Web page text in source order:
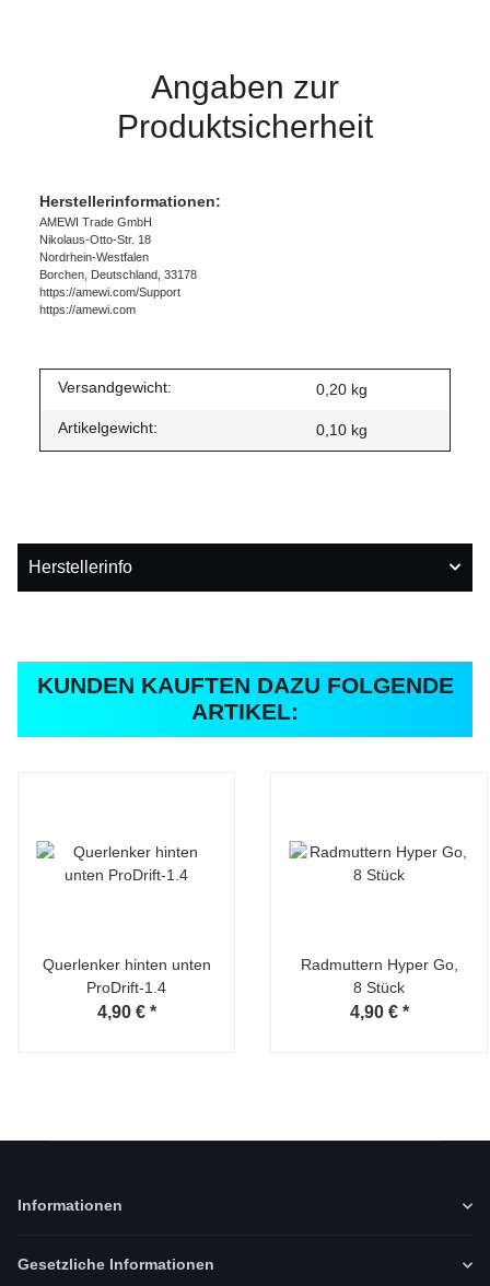
Angaben zur
Produktsicherheit
Herstellerinformationen:
AMEWI Trade GmbH
Nikolaus-Otto-Str. 18
Nordrhein-Westfalen
Borchen, Deutschland, 33178
https://amewi.com/Support
https://amewi.com
Versandgewicht: 0,20 kg
Artikelgewicht: 0,10 kg
Herstellerinfo
KUNDEN KAUFTEN DAZU FOLGENDE
ARTIKEL:
Querlenker hinten unten
ProDrift-1.4
4,90 € *
Radmuttern Hyper Go,
8 Stück
4,90 € *
Informationen
Gesetzliche Informationen